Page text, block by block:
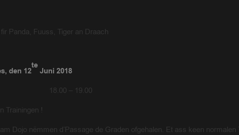
Panda, Fuuss, Tiger an Draach
den 12
te
Juni 2018
: 18.00 – 19.00
Trainingen !
Dojo nëmmen d’Passage de Graden ofgehalen. Et ass keen